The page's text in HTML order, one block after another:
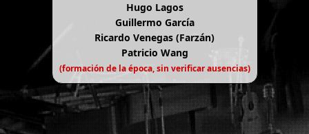
Hugo Lagos
Guillermo García
Ricardo Venegas (Farzán)
Patricio Wang
(formación de la época, sin verificar ausencias)